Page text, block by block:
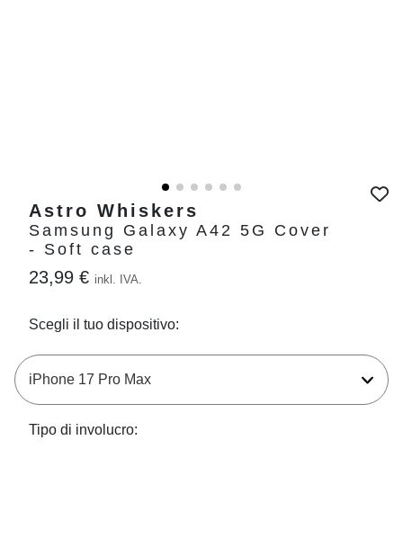
Astro Whiskers
Samsung Galaxy A42 5G Cover
- Soft case
23,99 € inkl. IVA.
Scegli il tuo dispositivo:
Tipo di involucro: